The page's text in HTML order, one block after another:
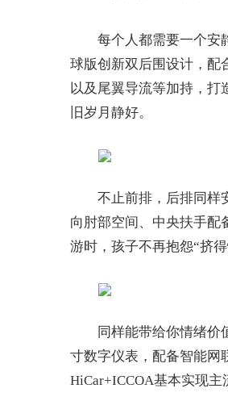
每个人都需要一个安
球版创新双后围设计，配
以及尾翼导流等加持，打
旧岁月静好。
不止前排，后排同样
向肘部空间、中央扶手配
游时，孩子不再抱怨“挤
同样能带给你情绪价
寸数字仪表，配备智能网
HiCar+ICCOA基本实现